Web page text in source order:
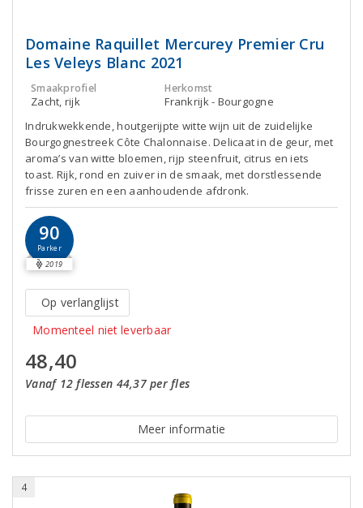
Domaine Raquillet Mercurey Premier Cru
Les Veleys Blanc 2021
Smaakprofiel
Zacht, rijk
Herkomst
Frankrijk - Bourgogne
Indrukwekkende, houtgerijpte witte wijn uit de zuidelijke
Bourgognestreek Côte Chalonnaise. Delicaat in de geur, met
aroma’s van witte bloemen, rijp steenfruit, citrus en iets
toast. Rijk, rond en zuiver in de smaak, met dorstlessende
frisse zuren en een aanhoudende afdronk.
90
Parker
2019
Op verlanglijst
Momenteel niet leverbaar
48,40
Vanaf 12 flessen 44,37 per fles
Meer informatie
4